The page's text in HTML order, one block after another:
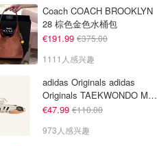
Coach COACH BROOKLYN
28 棕色金色水桶包
€191.99 €375.00
1111人感兴趣
adidas Originals adidas
Originals TAEKWONDO MEI
芭蕾鞋 棕色米色
€47.99 €110.00
973人感兴趣